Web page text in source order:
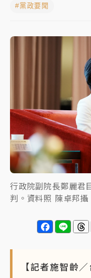
白海豚逼近！新北
開放水門周邊紅黃
中颱白海豚環流掠
38度
周末精選｜ 慈濟遭
面手法 郭台銘、蔡
本周爆款短影音｜
蔻蔡玉真開撕爆料
任 預算難關如何解
#黨政要聞
行政院副院長鄭麗君
判。資料照 陳卓邦攝
【記者施智齡